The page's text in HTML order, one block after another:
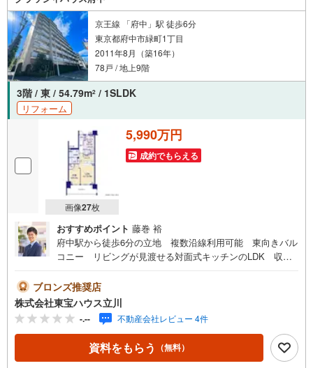
京王線 「府中」駅 徒歩6分
東京都府中市緑町1丁目
2011年8月（築16年）
78戸 / 地上9階
3階 / 東 / 54.79m2 / 1SLDK
リフォーム
画像27枚
5,990万円
成約でもらえる
おすすめポイント 藤巻 裕
府中駅から徒歩6分の立地 複数沿線利用可能 東向きバル
コニー リビングが見渡せる対面式キッチンのLDK 収納
い合わせください【営業時間 9:00～19:00】上記時間はお
電話が繋がりやすくなっております。人気物件には特に問
い合わせが集中するため、お早めにお電話ください。「室
内・現地を見学する」ボタンよりご予約いただくとご見学
がスムーズです。ご見学の際は車でお迎えに上がります。
【東宝ハウス立川のポイント】◆住宅ローンはお任せくだ
ブロンズ推奨店
株式会社東宝ハウス立川
-.-- 不動産会社レビュー 4件
資料をもらう （無料）